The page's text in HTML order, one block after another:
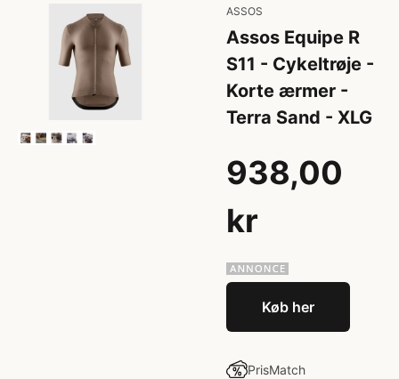
ASSOS
Assos Equipe R
S11 - Cykeltrøje -
Korte ærmer -
Terra Sand - XLG
938,00
kr
Køb her
PrisMatch